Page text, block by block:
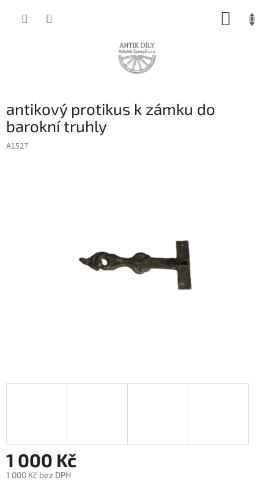
antikový protikus k zámku do
barokní truhly
A1527
1 000 Kč
1 000 Kč bez DPH